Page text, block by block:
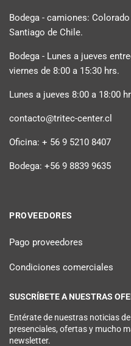
Bodega - camiones:
Santiago de Chile.
Bodega - Lunes a jueves
viernes de 8:00 a 15:30 hrs.
Lunes a jueves 8:00 a 18:00
contacto@tritec-center.cl
Oficina: + 56 9 5210 8407
Bodega: +56 9 8839 9635
PROVEEDORES
Pago proveedores
Condiciones comerciales
SUSCRÍBETE A NUESTRAS
Entérate de nuestras noticias
presenciales, ofertas y mucho
newsletter.